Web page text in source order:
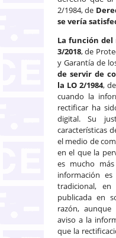
2/1984, de
se vería
La función del
3/2018, de
y Garantía de
de servir de
la LO 2/1984,
cuando la
rectificar ha
digital. Su
características
el medio de
en el que la
es mucho
información
tradicional,
publicada en
razón,
aviso a la
que la